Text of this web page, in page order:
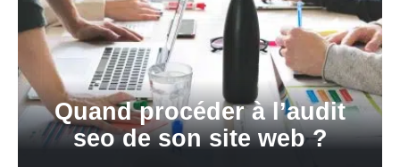
Quand procéder à l’audit
seo de son site web ?